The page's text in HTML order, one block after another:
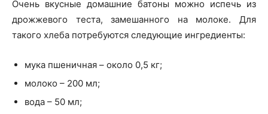
Очень вкусные домашние батоны можно испечь из
дрожжевого теста, замешанного на молоке. Для
такого хлеба потребуются следующие ингредиенты:
мука пшеничная – около 0,5 кг;
молоко – 200 мл;
вода – 50 мл;